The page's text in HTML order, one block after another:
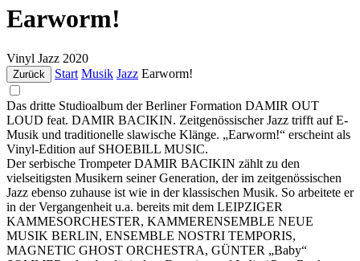
Earworm!
Vinyl Jazz 2020
Zurück Start Musik Jazz Earworm!
Das dritte Studioalbum der Berliner Formation DAMIR OUT
LOUD feat. DAMIR BACIKIN. Zeitgenössischer Jazz trifft auf E-
Musik und traditionelle slawische Klänge. „Earworm!“ erscheint als
Vinyl-Edition auf SHOEBILL MUSIC.
Der serbische Trompeter DAMIR BACIKIN zählt zu den
vielseitigsten Musikern seiner Generation, der im zeitgenössischen
Jazz ebenso zuhause ist wie in der klassischen Musik. So arbeitete er
in der Vergangenheit u.a. bereits mit dem LEIPZIGER
KAMMESORCHESTER, KAMMERENSEMBLE NEUE
MUSIK BERLIN, ENSEMBLE NOSTRI TEMPORIS,
MAGNETIC GHOST ORCHESTRA, GÜNTER „Baby“